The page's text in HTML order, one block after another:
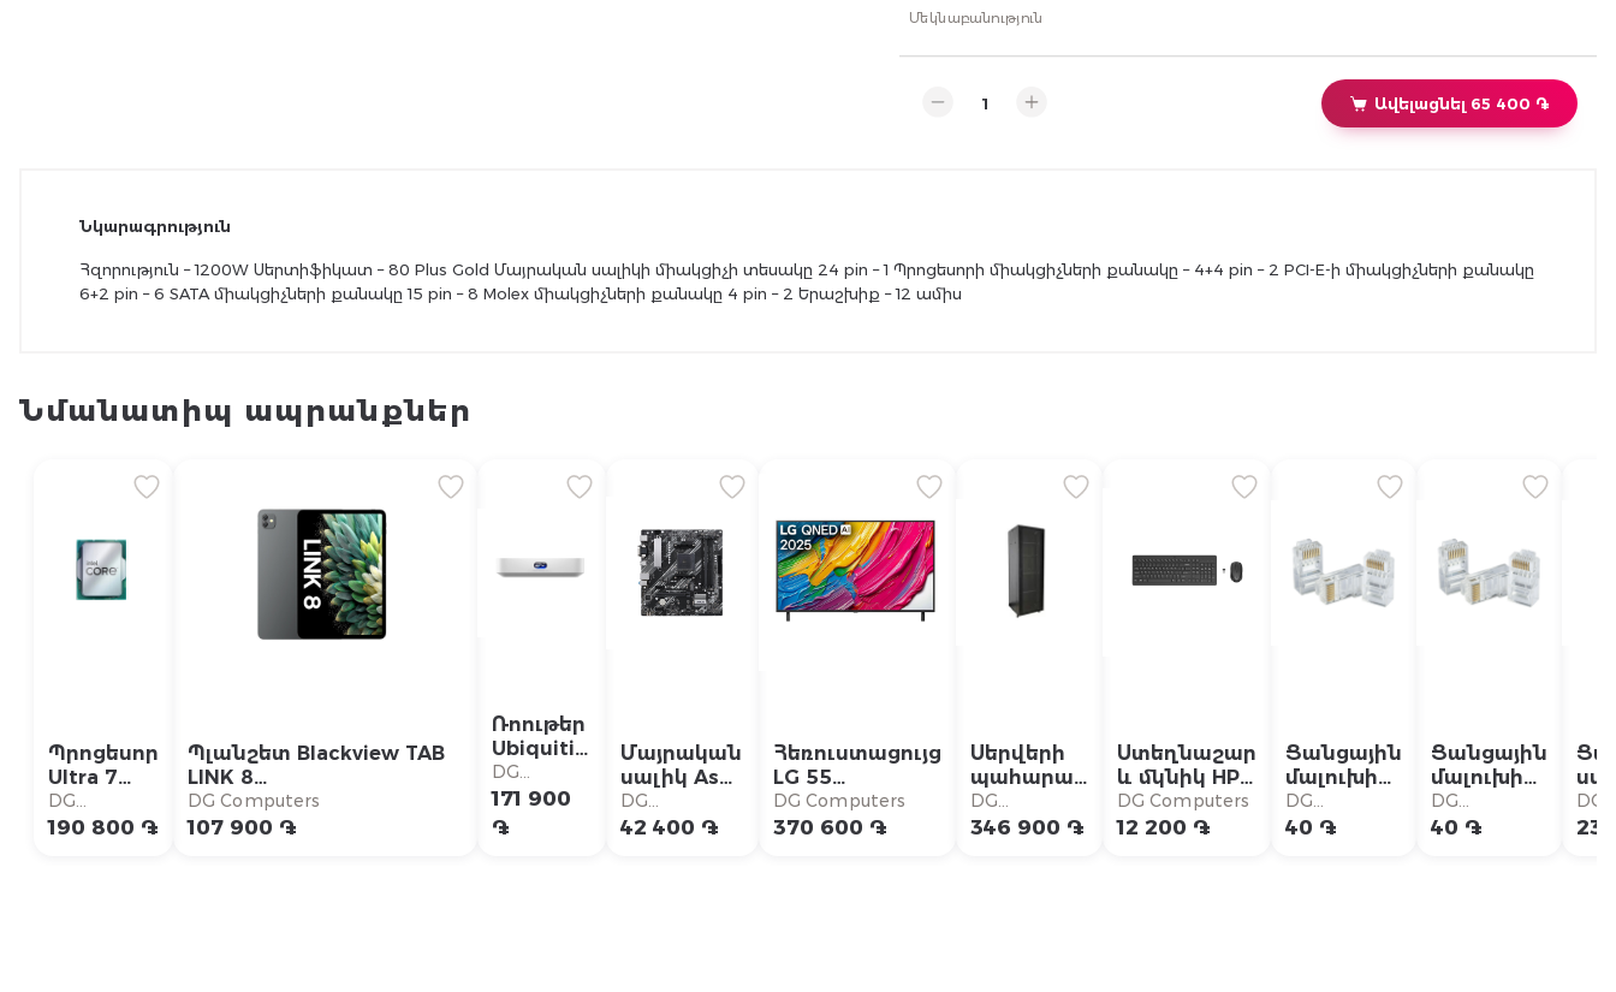
Մեկնաբանություն
Ավելացնել 65 400 ֏
Նկարագրություն
Հզորություն – 1200W Սերտիֆիկատ – 80 Plus Gold Մայրական սալիկի միակցիչի տեսակը 24 pin – 1 Պրոցեսորի միակցիչների քանակը – 4+4 pin – 2 PCI-E-ի միակցիչների քանակը
6+2 pin – 6 SATA միակցիչների քանակը 15 pin – 8 Molex միակցիչների քանակը 4 pin – 2 Երաշխիք – 12 ամիս
Նմանատիպ ապրանքներ
Պրոցեսոր
Ultra 7
270K
DG
Computers
190 800 ֏
Պլանշետ Blackview TAB
LINK 8
MT8781/6+12GB/SSD256GB
DG Computers
107 900 ֏
Ռոութեր
Ubiquiti
UniFi
Cloud
Gateway
DG
Computers
171 900
֏
Մայրական
սալիկ Asus
PRIME
A520M-A
DG
Computers
42 400 ֏
Հեռուստացույց
LG 55
55QNED80A6A
DG Computers
370 600 ֏
Սերվերի
պահարան
SP19R-52U-
1200MM
DG
Computers
346 900 ֏
Ստեղնաշար
և մկնիկ HP
330 WL
Combo Black
DG Computers
12 200 ֏
Ցանցային
մալուխի
միակցիչ
Dahua DH-
DG
Computers
40 ֏
Ցանցային
մալուխի
միակցիչ
Dahua DH-
DG
Computers
40 ֏
DG
23